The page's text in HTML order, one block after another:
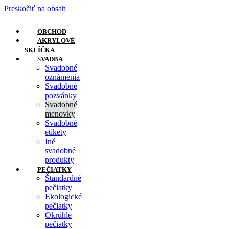
Preskočiť na obsah
OBCHOD
AKRYLOVÉ
SKLÍČKA
SVADBA
Svadobné
oznámenia
Svadobné
pozvánky
Svadobné
menovky
Svadobné
etikety
Iné
svadobné
produkty
PEČIATKY
Štandardné
pečiatky
Ekologické
pečiatky
Okrúhle
pečiatky